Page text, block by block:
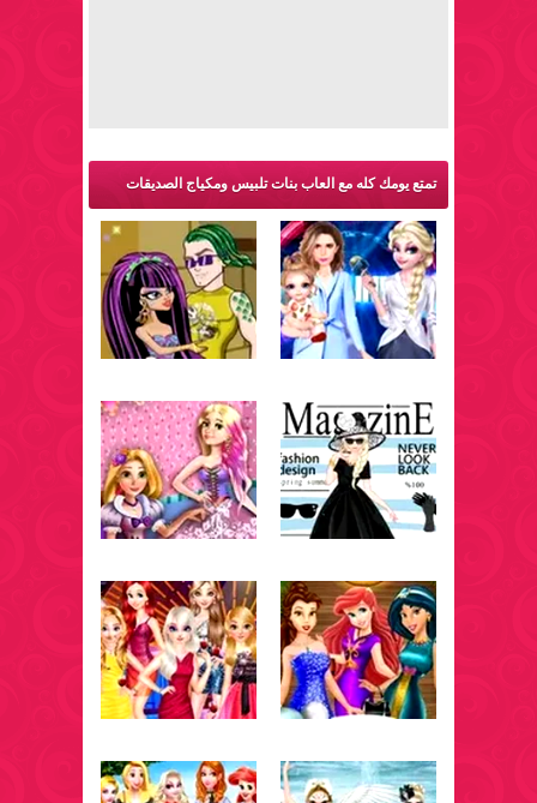
تمتع يومك كله مع العاب بنات تلبيس ومكياج الصديقات
والمزيد من ألعاب تلبيس: